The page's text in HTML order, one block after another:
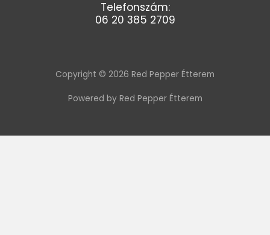
Telefonszám:
06 20 385 2709
Copyright © 2026 Red Pepper Étterem
Powered by Red Pepper Étterem